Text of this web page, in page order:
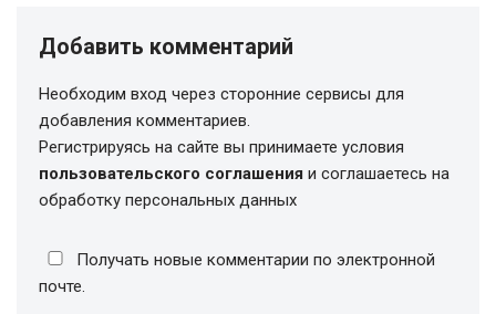
Добавить комментарий
Необходим вход через сторонние сервисы для
добавления комментариев.
Регистрируясь на сайте вы принимаете условия
пользовательского соглашения и соглашаетесь на
обработку персональных данных
Получать новые комментарии по электронной
почте.